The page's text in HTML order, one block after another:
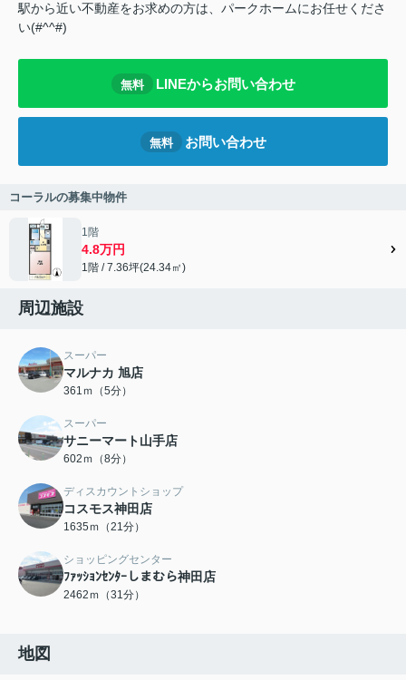
駅から近い不動産をお求めの方は、パークホームにお任せくださ
い(#^^#)
無料 LINEからお問い合わせ
無料 お問い合わせ
コーラルの募集中物件
1階
4.8万円
1階 / 7.36坪(24.34㎡)
周辺施設
スーパー
マルナカ 旭店
361ｍ（5分）
スーパー
サニーマート山手店
602ｍ（8分）
ディスカウントショップ
コスモス神田店
1635ｍ（21分）
ショッピングセンター
ﾌｧｯｼｮﾝｾﾝﾀｰしまむら神田店
2462ｍ（31分）
地図